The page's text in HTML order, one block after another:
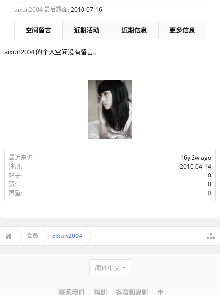
最近来访:
16y 2w ago
注册:
2010-04-14
帖子:
0
赞:
0
声望:
0
aixun2004 最后露面: 2010-07-16
空间留言 近期活动 近期信息 更多信息
aixun2004 的个人空间没有留言。
会员 aixun2004
简体中文
联系我们 帮助 条款和规则